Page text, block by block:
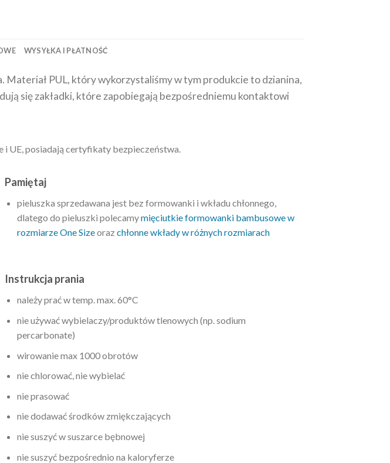
WYSYŁKA I PŁATNOŚĆ
Materiał PUL, który wykorzystaliśmy w tym produkcie to dzianina,
się zakładki, które zapobiegają bezpośredniemu kontaktowi
i UE, posiadają certyfikaty bezpieczeństwa.
Pamiętaj
pieluszka sprzedawana jest bez formowanki i wkładu chłonnego,
dlatego do pieluszki polecamymięciutkie formowanki bambusowe w
rozmiarze One Sizeoraz chłonne wkłady w różnych rozmiarach
Instrukcja prania
należy prać w temp. max. 60°C
nie używać wybielaczy/produktów tlenowych (np. sodium
percarbonate)
wirowanie max 1000 obrotów
nie chlorować, nie wybielać
nie prasować
nie dodawać środków zmiękczających
nie suszyć w suszarce bębnowej
nie suszyć bezpośrednio na kaloryferze